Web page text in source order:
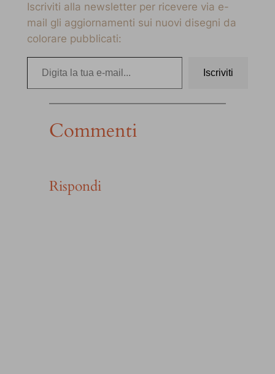
Iscriviti alla newsletter per ricevere via e-
mail gli aggiornamenti sui nuovi disegni da
colorare pubblicati:
Digita la tua e-mail…
Iscriviti
Commenti
Rispondi